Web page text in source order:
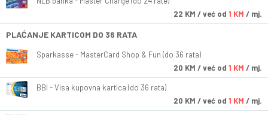
22 KM / već od 1 KM / mj.
PLAĆANJE KARTICOM DO 36 RATA
Sparkasse - MasterCard Shop & Fun (do 36 rata)
20 KM / već od 1 KM / mj.
BBI - Visa kupovna kartica (do 36 rata)
20 KM / već od 1 KM / mj.